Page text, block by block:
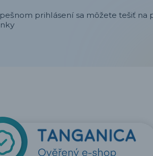
prihlásení sa môžete tešiť na